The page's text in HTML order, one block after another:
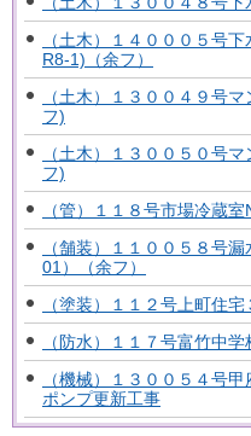
（土木）１４０００５号
R8-1)（余フ）
（土木）１３００４９号
フ)
（土木）１３００５０号
フ)
（管）１１８号市場冷蔵
（舗装）１１００５８号
01）（余フ）
（塗装）１１２号上町住
（防水）１１７号富竹中
（機械）１３００５４号
ポンプ更新工事